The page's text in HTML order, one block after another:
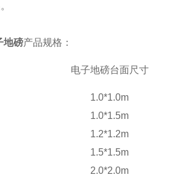
地磅产品规格：
电子地磅台面尺寸
1.0*1.0m
1.0*1.5m
1.2*1.2m
1.5*1.5m
2.0*2.0m